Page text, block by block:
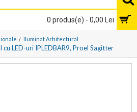
0 produs(e) - 0,00 Lei
Iluminat Arhitectural
LED-uri IPLEDBAR9, Proel Sagitter